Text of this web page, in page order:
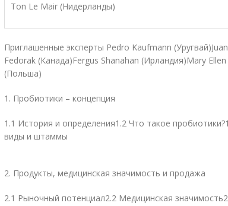
Ton Le Mair (Нидерланды)
Приглашенные эксперты Pedro Kaufmann
Fedorak (Канада)Fergus Shanahan (Ирландия)Mary
(Польша)
1. Пробиотики – концепция
1.1 История и определения1.2 Что такое
виды и штаммы
2. Продукты, медицинская значимость и продажа
2.1 Рыночный потенциал2.2 Медицинская